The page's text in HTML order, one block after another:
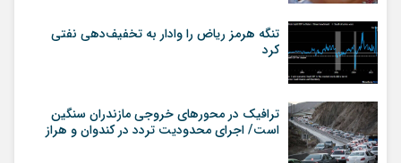
تنگه هرمز ریاض را وادار به تخفیف‌دهی نفتی
کرد
ترافیک در محورهای خروجی مازندران سنگین
است/ اجرای محدودیت تردد در کندوان و هراز